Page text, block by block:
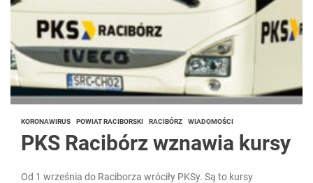
KORONAWIRUS POWIAT RACIBORSKI RACIBÓRZ WIADOMOŚCI
PKS Racibórz wznawia kursy
Od 1 września do Raciborza wróciły PKSy. Są to kursy